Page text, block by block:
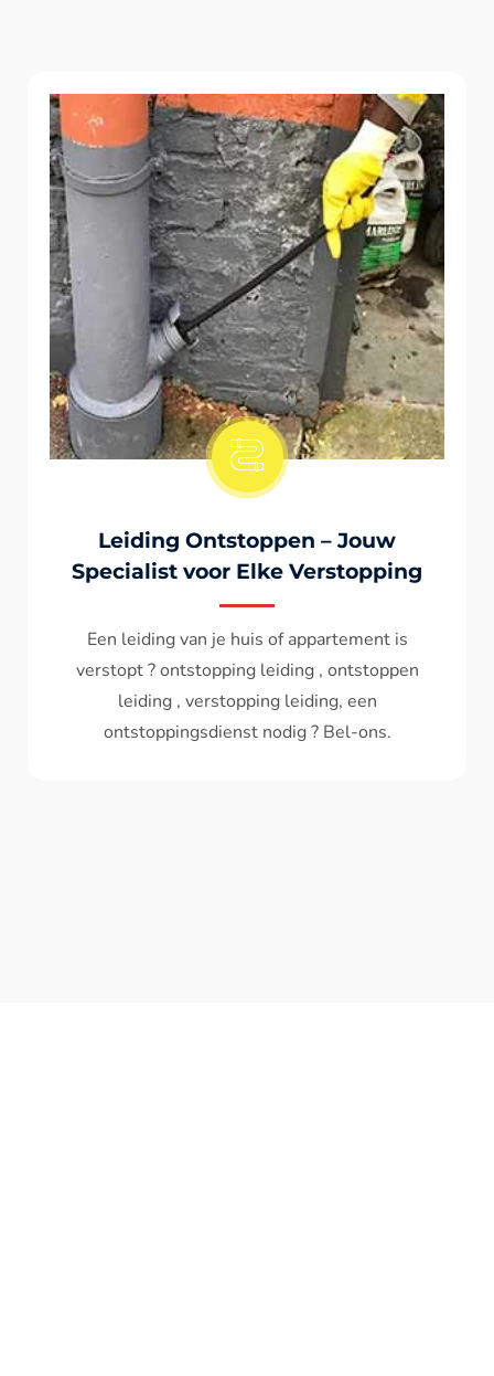
Onstopping Van Wc-Tiolet
Wc spoelt niet meer door ? het water komt
terug ? ontstoppen wc , ontstopping wc , wc
verstopt , een ontstoppingsdienst nodig ?
Bel - ons ? V.A 119€